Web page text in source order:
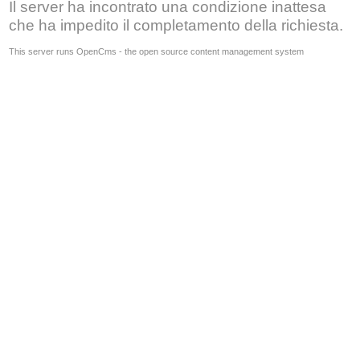
Il server ha incontrato una condizione inattesa
che ha impedito il completamento della richiesta.
This server runs OpenCms - the open source content management system